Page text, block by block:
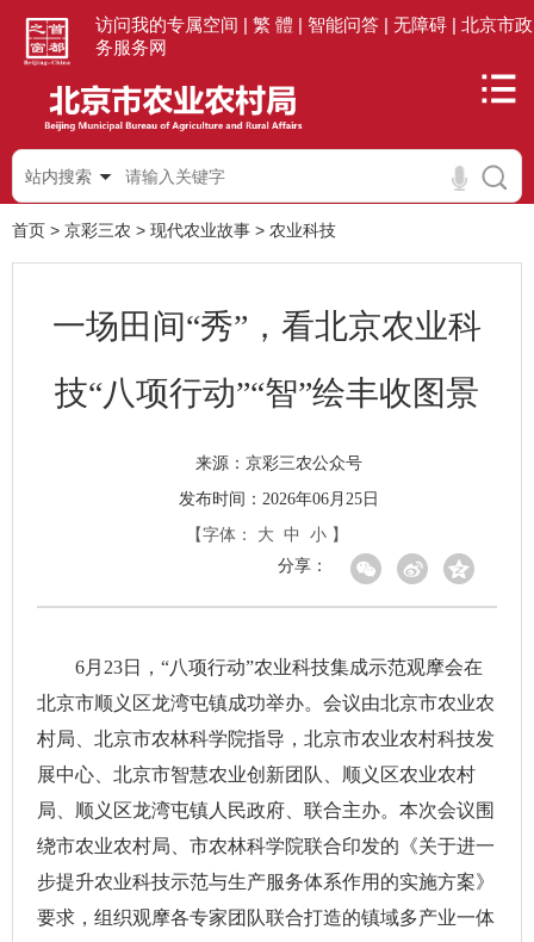
访问我的专属空间 | 繁 體 | 智能问答 | 无障碍 | 北京市政
务服务网
站内搜索
首页 > 京彩三农 > 现代农业故事 > 农业科技
一场田间“秀”，看北京农业科
技“八项行动”“智”绘丰收图景
来源： 京彩三农公众号
发布时间：2026年06月25日
【字体：
大 中 小 】
分享：
6月23日，“八项行动”农业科技集成示范观摩会在
北京市顺义区龙湾屯镇成功举办。会议由北京市农业农
村局、北京市农林科学院指导，北京市农业农村科技发
展中心、北京市智慧农业创新团队、顺义区农业农村
局、顺义区龙湾屯镇人民政府、联合主办。本次会议围
绕市农业农村局、市农林科学院联合印发的《关于进一
步提升农业科技示范与生产服务体系作用的实施方案》
要求，组织观摩各专家团队联合打造的镇域多产业一体